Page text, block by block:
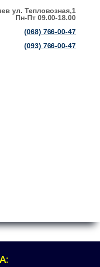
ул. Тепловозная,1
Пн-Пт 09.00-18.00
(068) 766-00-47
(093) 766-00-47